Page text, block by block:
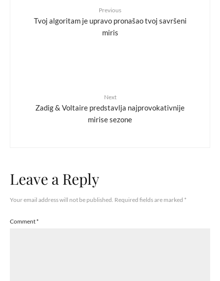
Previous
Tvoj algoritam je upravo pronašao tvoj savršeni
miris
Next
Zadig & Voltaire predstavlja najprovokativnije
mirise sezone
Leave a Reply
Your email address will not be published. Required fields are marked *
Comment*